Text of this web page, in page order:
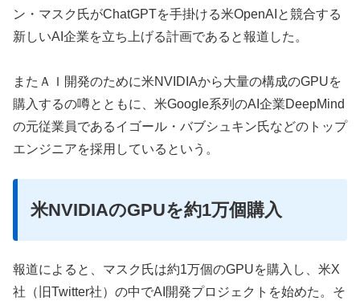
ン・マスク氏がChatGPTを手掛ける米OpenAIと競合する
新しいAI企業を立ち上げる計画であると報道した。
またＡＩ開発のために米NVIDIAから大量の構成のGPUを
購入するの噂とともに、米Google系列のAI企業DeepMind
の元従業員であるイゴール・バブシュキン氏などのトップ
エンジニアを採用しているという。
米NVIDIAのGPUを約1万個購入
報道によると、マスク氏は約1万個のGPUを購入し、米X
社（旧Twitter社）の中でAI開発プロジェクトを始めた。そ